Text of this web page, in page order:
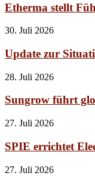
Etherma stellt
30. Juli 2026
Update zur
28. Juli 2026
Sungrow führt
27. Juli 2026
SPIE errichtet
27. Juli 2026